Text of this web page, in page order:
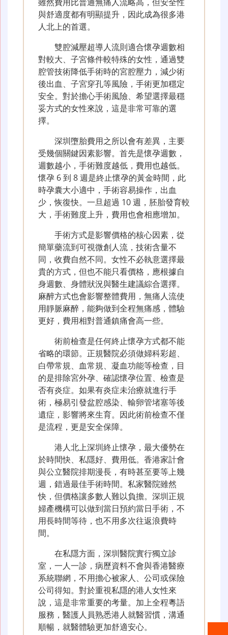
與舒適度都有明顯提升，因此成為很多港
人北上的首選。
雙腔減壓超導人流則適合懷孕週數相
對較大、子宮條件較特殊的女性，通過雙
腔管技術降低手術時的宮腔壓力，減少術
後出血、子宮穿孔等風險，手術更加穩定
安全。對於擔心手術風險、希望選擇最穩
妥方式的女性來說，這是非常可靠的選
擇。
深圳墮胎費用之所以會有差異，主要
受幾個關鍵因素影響。首先是懷孕週數，
週數越小，手術難度越低，費用也越低。
懷孕 6 到 8 週是終止懷孕的黃金時間，此
時孕囊大小適中，手術容易操作，出血
少，恢復快。一旦超過 10 週，胚胎發育較
大，手術難度上升，費用也會相應增加。
手術方式是影響價格的核心因素，從
簡單藥流到可視微創人流，技術含量不
同，收費自然不同。女性不必執意選擇最
貴的方式，但也不能只看價格，應根據自
身週數、身體狀況與醫生建議綜合選擇。
麻醉方式也會影響整體費用，無痛人流使
用靜脈麻醉，能夠做到全程無痛感，體驗
更好，費用相對普通鎮痛會高一些。
術前檢查是任何終止懷孕方式都不能
省略的環節。正規醫院必須做婦科彩超、
白帶常規、血常規、凝血功能等檢查，目
的是排除宮外孕、確認懷孕位置、檢查是
否有炎症。如果有炎症未治療就進行手
術，極易引發盆腔感染、輸卵管堵塞等後
遺症，影響將來生育。因此術前檢查不僅
是流程，更是安全保障。
港人北上深圳終止懷孕，最大優勢在
於時間快、私隱好、費用低。香港家計會
與公立醫院排期漫長，有時甚至要等上幾
週，錯過最佳手術時間。私家醫院雖然
快，但價格讓多數人難以負擔。深圳正規
婦產機構可以做到當日預約當日手術，不
用長時間等待，也不用多次往返浪費時
間。
在私隱方面，深圳醫院實行獨立診
室，一人一診，病歷資料不會與香港醫療
系統聯網，不用擔心被家人、公司或保險
公司得知。對於重視私隱的港人女性來
說，這是非常重要的考量。加上全程粵語
服務，醫護人員熟悉港人就醫習慣，溝通
順暢，就醫體驗更加舒適安心。